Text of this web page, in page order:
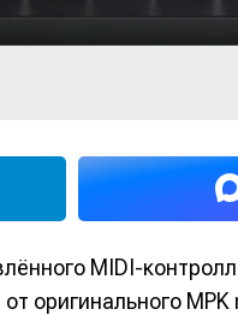
MIDI-
оригинального